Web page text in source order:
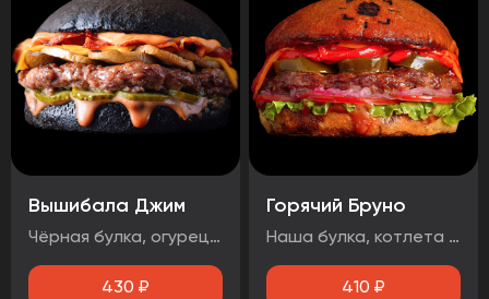
Вышибала Джим
Чёрная булка, огурец маринованный, говядина, грибы, бекон, сыр чеддер, два фирменных соуса
430 ₽
Горячий Бруно
Наша булка, котлета говяжья, помидор, лук маринованный, лист салата, соус барбекю, перец болгарский тушеный, халапеньо, сыр чеддер, острый соус.
410 ₽